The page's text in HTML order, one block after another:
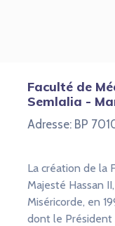
Faculté de
Semlalia -
Adresse: BP
La création de la
Majesté Hassan
Miséricorde, en
dont le